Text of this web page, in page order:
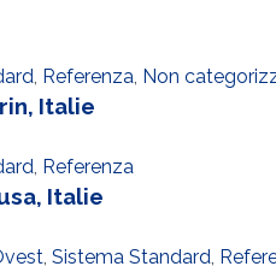
, Referenza, Non
Italie
, Referenza
Italie
, Sistema Standard,